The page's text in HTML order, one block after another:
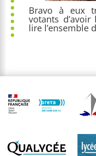
Bravo à eux
votants
lire l’ensemble